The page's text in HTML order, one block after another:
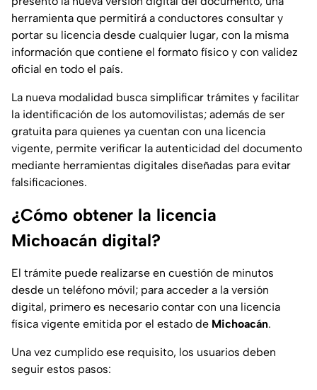
herramienta que permitirá a conductores consultar y
portar su licencia desde cualquier lugar, con la misma
información que contiene el formato físico y con validez
oficial en todo el país.
La nueva modalidad busca simplificar trámites y facilitar
la identificación de los automovilistas; además de ser
gratuita para quienes ya cuentan con una licencia
vigente, permite verificar la autenticidad del documento
mediante herramientas digitales diseñadas para evitar
falsificaciones.
¿Cómo obtener la licencia
Michoacán digital?
El trámite puede realizarse en cuestión de minutos
desde un teléfono móvil; para acceder a la versión
digital, primero es necesario contar con una licencia
física vigente emitida por el estado de Michoacán.
Una vez cumplido ese requisito, los usuarios deben
seguir estos pasos: